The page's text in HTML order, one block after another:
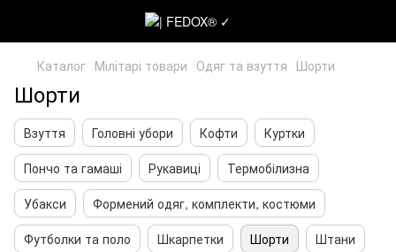
Каталог Мілітарі товари Одяг та взуття Шорти
Шорти
Взуття Головні убори Кофти
Куртки
Пончо та гамаші
Рукавиці
Термобілизна
Убакси
Формений одяг, комплекти, костюми
Футболки та поло
Шкарпетки Шорти Штани